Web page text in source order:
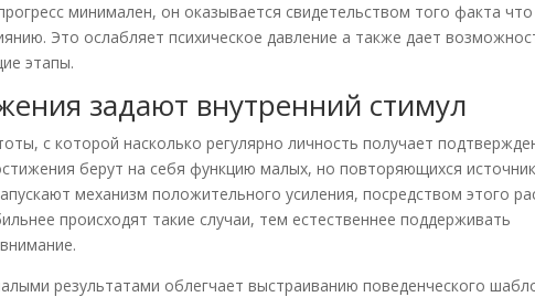
минимален, он оказывается свидетельством того факта что
Это ослабляет психическое давление а также дает
этапы.
задают внутренний стимул
с которой насколько регулярно личность получает
берут на себя функцию малых, но повторяющихся
механизм положительного усиления, посредством этого
происходят такие случаи, тем естественнее поддерживать
результатами облегчает выстраиванию поведенческого